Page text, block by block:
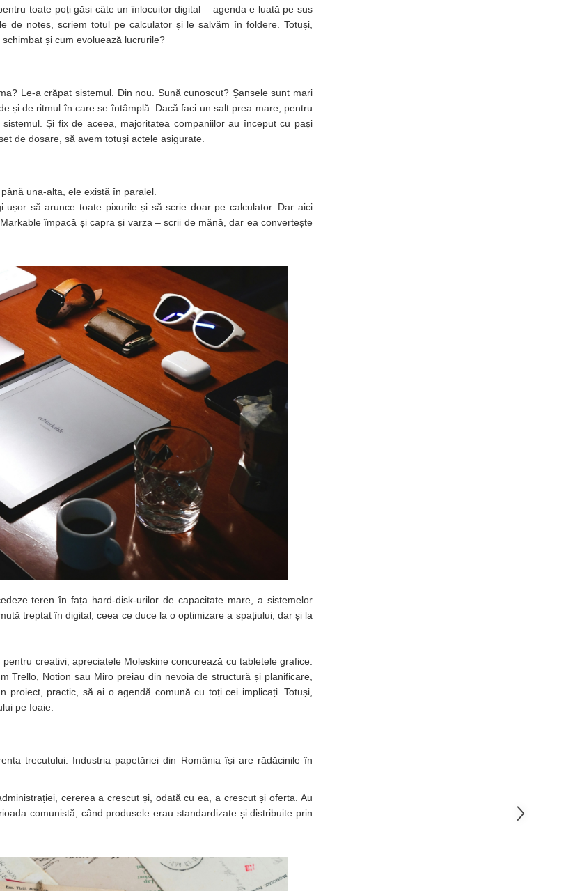
toate poți găsi câte un înlocuitor digital – agenda e luată pe sus
de notes, scriem totul pe calculator și le salvăm în foldere. Totuși,
și cum evoluează lucrurile?
Le-a crăpat sistemul. Din nou. Sună cunoscut? Șansele sunt mari
și de ritmul în care se întâmplă. Dacă faci un salt prea mare, pentru
Și fix de aceea, majoritatea companiilor au început cu pași
de dosare, să avem totuși actele asigurate.
una-alta, ele există în paralel.
să arunce toate pixurile și să scrie doar pe calculator. Dar aici
împacă și capra și varza – scrii de mână, dar ea convertește
teren în fața hard-disk-urilor de capacitate mare, a sistemelor
treptat în digital, ceea ce duce la o optimizare a spațiului, dar și la
creativi, apreciatele Moleskine concurează cu tabletele grafice.
Trello, Notion sau Miro preiau din nevoia de structură și planificare,
practic, să ai o agendă comună cu toți cei implicați. Totuși,
pe foaie.
trecutului. Industria papetăriei din România își are rădăcinile în
cererea a crescut și, odată cu ea, a crescut și oferta. Au
comunistă, când produsele erau standardizate și distribuite prin